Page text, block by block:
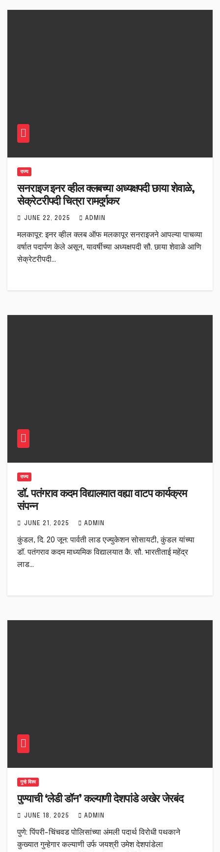
राज्य
सनराइज इनर व्हील क्लबच्या अध्यक्षपदी छाया शेवाळे,
सेक्रेटरीपदी चित्रा रामदुर्गकर
JUNE 22, 2025 ADMIN
मलकापूर: इनर व्हील क्लब ऑफ मलकापूर सनराइजने आपल्या पाचव्या
वर्षात पदार्पण केले असून, यावर्षीच्या अध्यक्षपदी सौ. छाया शेवाळे आणि
सेक्रेटरीपदी…
राज्य
डॉ. पतंगराव कदम विद्यालयात वह्या वाटप कार्यक्रम
संपन्न
JUNE 21, 2025 ADMIN
कुंडल, दि. 20 जून: पार्वती लाड एज्युकेशन सोसायटी, कुंडल यांच्या
डॉ. पतंगराव कदम माध्यमिक विद्यालयात कै. सौ. भारतीताई महेंद्र
लाड…
गुन्हे विश्व
पुण्याची ‘लेडी डॉन’ कल्याणी देशपांडे अखेर जेरबंद
JUNE 18, 2025 ADMIN
पुणे: पिंपरी-चिंचवड पोलिसांच्या अंमली पदार्थ विरोधी पथकाने
कुख्यात गुन्हेगार कल्याणी उर्फ जयश्री उमेश देशपांडेला